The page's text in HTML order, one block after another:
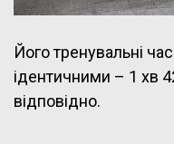
Його тренувальні
ідентичними – 1 хв
відповідно.